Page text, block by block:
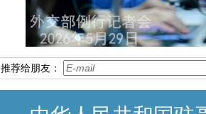
推荐给朋友：